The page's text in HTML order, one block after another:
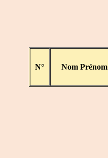
N° Nom Prénom